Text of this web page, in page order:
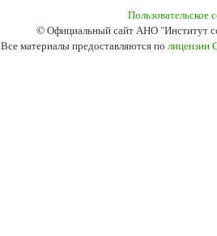
Пользовательское
© Официальный сайт АНО "Институт
Все материалы предоставляются по лицензии